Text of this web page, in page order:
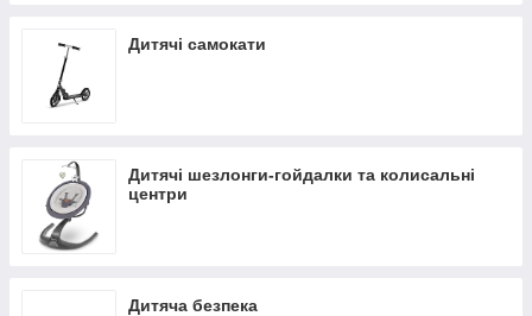
Дитячі самокати
Дитячі шезлонги-гойдалки та колисальні
центри
Дитяча безпека